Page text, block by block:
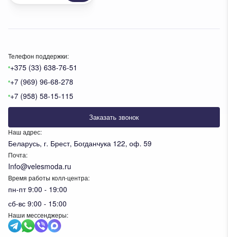
Телефон поддержки:
+375 (33) 638-76-51
+7 (969) 96-68-278
+7 (958) 58-15-115
Заказать звонок
Наш адрес:
Беларусь, г. Брест, Богданчука 122, оф. 59
Почта:
Info@velesmoda.ru
Время работы колл-центра:
пн-пт 9:00 - 19:00
сб-вс 9:00 - 15:00
Наши мессенджеры: